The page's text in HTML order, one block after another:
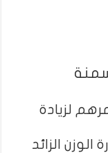
لزيادة
الزائد